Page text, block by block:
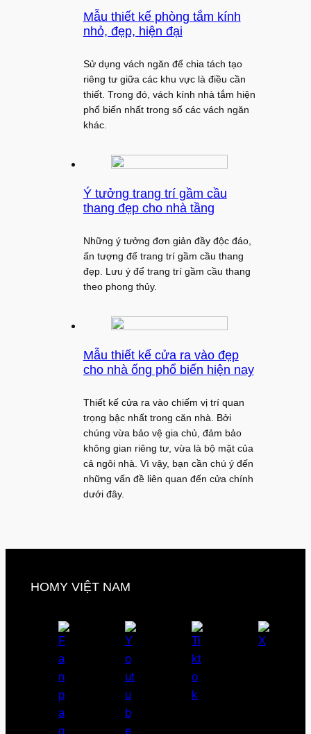
Mẫu thiết kế phòng tắm kính
nhỏ, đẹp, hiện đại
Sử dụng vách ngăn để chia tách tạo
riêng tư giữa các khu vực là điều cần
thiết. Trong đó, vách kính nhà tắm hiện
phổ biến nhất trong số các vách ngăn
khác.
Ý tưởng trang trí gầm cầu
thang đẹp cho nhà tầng
Những ý tưởng đơn giản đầy độc đáo,
ấn tượng để trang trí gầm cầu thang
đẹp. Lưu ý để trang trí gầm cầu thang
theo phong thủy.
Mẫu thiết kế cửa ra vào đẹp
cho nhà ống phổ biến hiện nay
Thiết kế cửa ra vào chiếm vị trí quan
trọng bậc nhất trong căn nhà. Bởi
chúng vừa bảo vệ gia chủ, đảm bảo
không gian riêng tư, vừa là bộ mặt của
cả ngôi nhà. Vì vậy, bạn cần chú ý đến
những vấn đề liên quan đến cửa chính
dưới đây.
HOMY VIỆT NAM